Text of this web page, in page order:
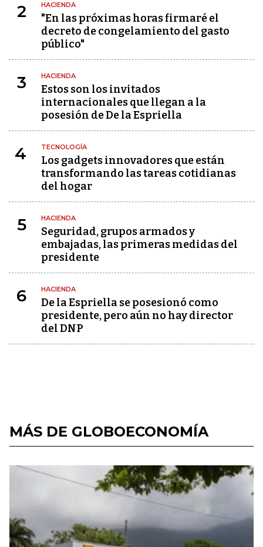
2 HACIENDA
"En las próximas horas firmaré el
decreto de congelamiento del gasto
público"
3 HACIENDA
Estos son los invitados
internacionales que llegan a la
posesión de De la Espriella
4 TECNOLOGÍA
Los gadgets innovadores que están
transformando las tareas cotidianas
del hogar
5 HACIENDA
Seguridad, grupos armados y
embajadas, las primeras medidas del
presidente
6 HACIENDA
De la Espriella se posesionó como
presidente, pero aún no hay director
del DNP
MÁS DE GLOBOECONOMÍA